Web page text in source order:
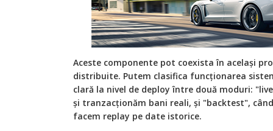
Aceste componente pot coexista în același
distribuite. Putem clasifica funcționarea
clară la nivel de deploy între două moduri:
și tranzacționăm bani reali, și "backtest",
facem replay pe date istorice.